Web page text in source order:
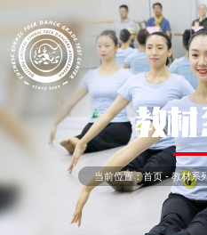
教材
当前位置：首页-教材系